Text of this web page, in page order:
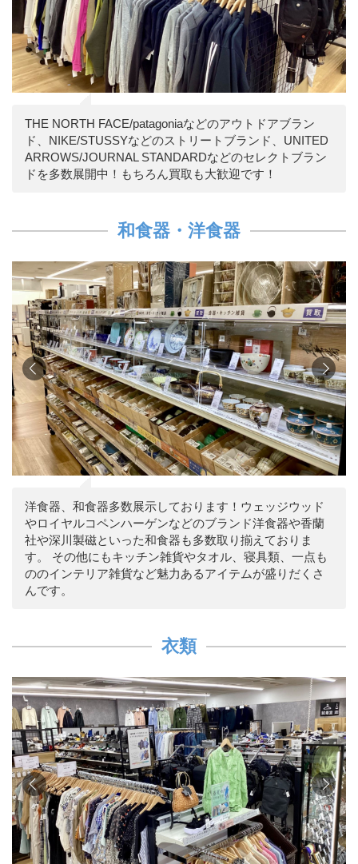
THE NORTH FACE/patagoniaなどのアウトドアブラン
ド、NIKE/STUSSYなどのストリートブランド、UNITED
ARROWS/JOURNAL STANDARDなどのセレクトブラン
ドを多数展開中！もちろん買取も大歓迎です！
和食器・洋食器
洋食器、和食器多数展示しております！ウェッジウッド
やロイヤルコペンハーゲンなどのブランド洋食器や香蘭
社や深川製磁といった和食器も多数取り揃えておりま
す。 その他にもキッチン雑貨やタオル、寝具類、一点も
ののインテリア雑貨など魅力あるアイテムが盛りだくさ
んです。
衣類